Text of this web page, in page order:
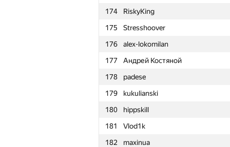
174
RiskyKing
175
Stresshoover
176
alex-lokomilan
177
Андрей Костяной
178
padese
179
kukulianski
180
hippskill
181
Vlod1k
182
maxinua
151 kamil111998
152
rebecac.brito
153
000 Anatoly Tolstobrov
154
artoemius
155
sasha mandrik
156
nibnalin
157
Gazizbek7
158
Саня Головин